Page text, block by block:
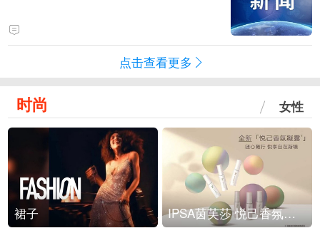
点击查看更多
时尚 女性
裙子 IPSA茵芙莎 悦己香氛凝露上市